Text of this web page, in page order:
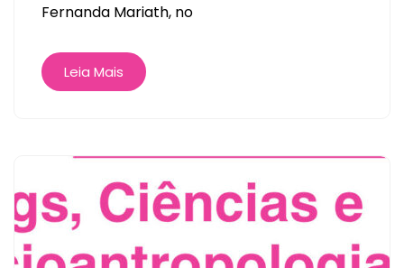
Fernanda Mariath, no
Leia Mais